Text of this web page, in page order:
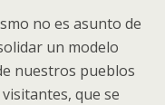
no es asunto de
un modelo
nuestros pueblos
que se